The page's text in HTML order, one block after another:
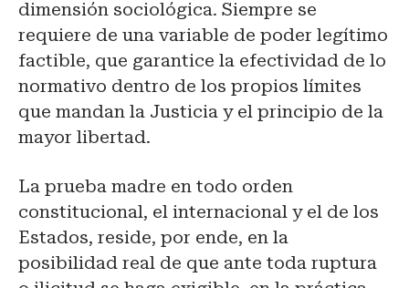
dimensión sociológica. Siempre se
requiere de una variable de poder legítimo
factible, que garantice la efectividad de lo
normativo dentro de los propios límites
que mandan la Justicia y el principio de la
mayor libertad.
La prueba madre en todo orden
constitucional, el internacional y el de los
Estados, reside, por ende, en la
posibilidad real de que ante toda ruptura